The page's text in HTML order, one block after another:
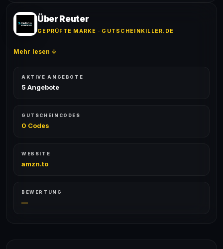
Erfolgsquote wird bei jedem Angebot angezeigt.
Über Reuter
GEPRÜFTE MARKE · GUTSCHEINKILLER.DE
Mehr lesen ↓
AKTIVE ANGEBOTE
5 Angebote
GUTSCHEINCODES
0 Codes
WEBSITE
amzn.to
BEWERTUNG
—